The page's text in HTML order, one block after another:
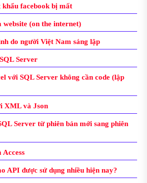
facebook bị mất
website (on the internet)
do người Việt Nam sáng lập
Server
với SQL Server không cần code (lập
XML và Json
Server từ phiên bản mới sang phiên
Access
API được sử dụng nhiều hiện nay?